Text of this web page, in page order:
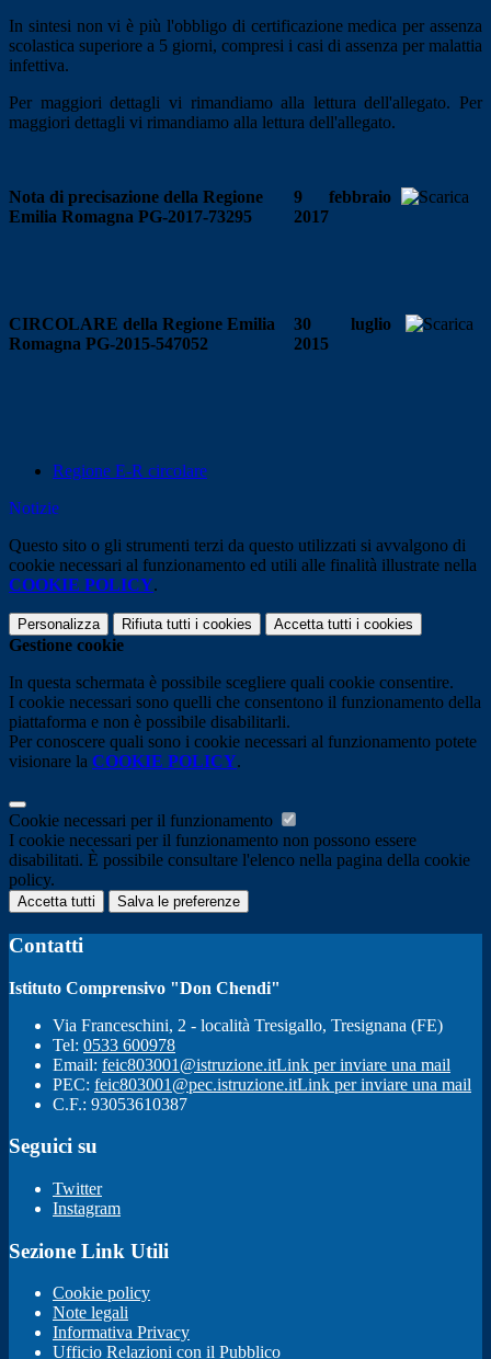
In sintesi non vi è più l'obbligo di certificazione medica per assenza
scolastica superiore a 5 giorni, compresi i casi di assenza per malattia
infettiva.
Per maggiori dettagli vi rimandiamo alla lettura dell'allegato. Per
maggiori dettagli vi rimandiamo alla lettura dell'allegato.
Nota di precisazione della Regione
Emilia Romagna PG-2017-73295
9 febbraio
2017
CIRCOLARE della Regione Emilia
Romagna PG-2015-547052
30 luglio
2015
Regione E-R circolare
Notizie
Questo sito o gli strumenti terzi da questo utilizzati si avvalgono di
cookie necessari al funzionamento ed utili alle finalità illustrate nella
COOKIE POLICY.
Personalizza Rifiuta tutti i cookies Accetta tutti i cookies
Gestione cookie
In questa schermata è possibile scegliere quali cookie consentire.
I cookie necessari sono quelli che consentono il funzionamento della
piattaforma e non è possibile disabilitarli.
Per conoscere quali sono i cookie necessari al funzionamento potete
visionare la COOKIE POLICY.
Cookie necessari per il funzionamento
I cookie necessari per il funzionamento non possono essere
disabilitati. È possibile consultare l'elenco nella pagina della cookie
policy.
Accetta tutti Salva le preferenze
Contatti
Istituto Comprensivo "Don Chendi"
Via Franceschini, 2 - località Tresigallo, Tresignana (FE)
Tel: 0533 600978
Email: feic803001@istruzione.itLink per inviare una mail
PEC: feic803001@pec.istruzione.itLink per inviare una mail
C.F.: 93053610387
Seguici su
Twitter
Instagram
Sezione Link Utili
Cookie policy
Note legali
Informativa Privacy
Ufficio Relazioni con il Pubblico